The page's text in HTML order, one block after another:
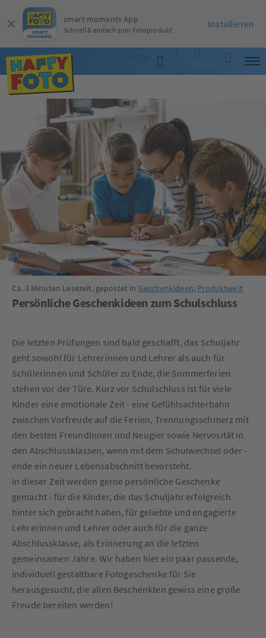
Software
WarenkorbAnmelden
Suche
Ca. 3 Minuten Lesezeit, gepostet in Geschenkideen, Produktwelt
Persönliche Geschenkideen zum Schulschluss
Die letzten Prüfungen sind bald geschafft, das Schuljahr
geht sowohl für Lehrerinnen und Lehrer als auch für
Schülerinnen und Schüler zu Ende, die Sommerferien
stehen vor der Türe. Kurz vor Schulschluss ist für viele
Kinder eine emotionale Zeit - eine Gefühlsachterbahn
zwischen Vorfreude auf die Ferien, Trennungsschmerz mit
den besten FreundInnen und Neugier sowie Nervosität in
den Abschlussklassen, wenn mit dem Schulwechsel oder -
ende ein neuer Lebensabschnitt bevorsteht.
In dieser Zeit werden gerne persönliche Geschenke
gemacht - für die Kinder, die das Schuljahr erfolgreich
hinter sich gebracht haben, für geliebte und engagierte
Lehrerinnen und Lehrer oder auch für die ganze
Abschlussklasse, als Erinnerung an die letzten
gemeinsamen Jahre. Wir haben hier ein paar passende,
individuell gestaltbare Fotogeschenke für Sie
herausgesucht, die allen Beschenkten gewiss eine große
Freude bereiten werden!
smart moments App
Schnell & einfach zum Fotoprodukt
Installieren